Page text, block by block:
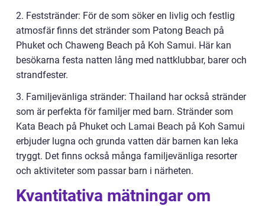
2. Feststränder: För de som söker en livlig och festlig
atmosfär finns det stränder som Patong Beach på
Phuket och Chaweng Beach på Koh Samui. Här kan
besökarna festa natten lång med nattklubbar, barer och
strandfester.
3. Familjevänliga stränder: Thailand har också stränder
som är perfekta för familjer med barn. Stränder som
Kata Beach på Phuket och Lamai Beach på Koh Samui
erbjuder lugna och grunda vatten där barnen kan leka
tryggt. Det finns också många familjevänliga resorter
och aktiviteter som passar barn i närheten.
Kvantitativa mätningar om